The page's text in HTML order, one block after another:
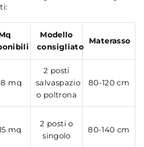
Modello
consigliato
Materasso
mq
2 posti
salvaspazio
o poltrona
80-120 cm
mq
2 posti o
singolo
80-140 cm